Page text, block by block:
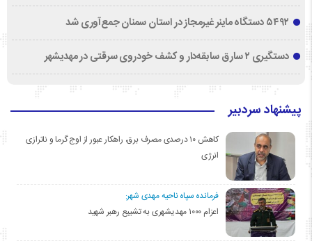
۵۴۹۲ دستگاه ماینر غیرمجاز در استان سمنان جمع‌آوری شد
دستگیری ۲ سارق سابقه‌دار و کشف خودروی سرقتی در مهدیشهر
پیشنهاد سردبیر
کاهش ۱۰ درصدی مصرف برق، راهکار عبور از اوج گرما و ناترازی
انرژی
فرمانده سپاه ناحیه مهدی شهر:
اعزام ۱۰۰۰ مهدیشهری به تشییع رهبر شهید